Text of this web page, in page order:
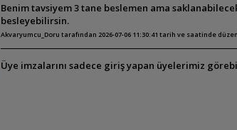
Benim tavsiyem 3 tane beslemen ama
besleyebilirsin.
Akvaryumcu_Doru tarafından 2026-07-06 11:30:41 tarih ve saatinde
Üye imzalarını sadece giriş yapan üyelerimiz